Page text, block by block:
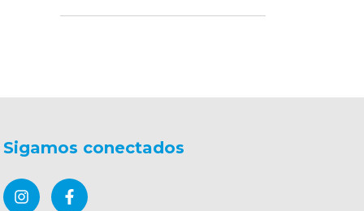
Sigamos conectados